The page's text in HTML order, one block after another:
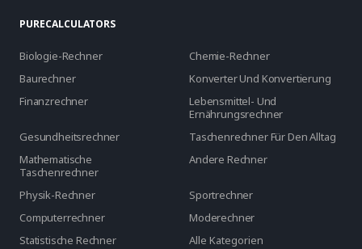
PURECALCULATORS
Biologie-Rechner
Chemie-Rechner
Baurechner
Konverter Und Konvertierung
Finanzrechner
Lebensmittel- Und
Ernährungsrechner
Gesundheitsrechner
Taschenrechner Für Den Alltag
Mathematische
Taschenrechner
Andere Rechner
Physik-Rechner
Sportrechner
Computerrechner
Moderechner
Statistische Rechner
Alle Kategorien